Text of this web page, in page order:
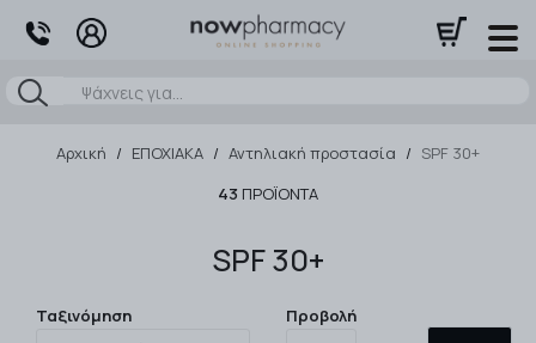
Αναζήτηση
Αρχική / ΕΠΟΧΙΑΚΑ / Αντηλιακή προστασία / SPF 30+
43 ΠΡΟΪΌΝΤΑ
SPF 30+
Ταξινόμηση
Προβολή